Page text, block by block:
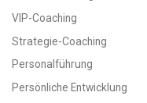
VIP-Coaching
Strategie-Coaching
Personalführung
Persönliche Entwicklung